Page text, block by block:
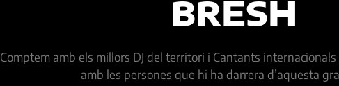
BRESH
Comptem amb els millors DJ del territori i Cantants
amb les persones que hi ha darrera d’aquesta